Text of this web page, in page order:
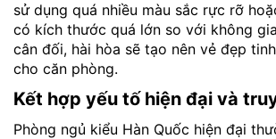
sử dụng quá nhiều màu sắc rực rỡ
có kích thước quá lớn so với không
cân đối, hài hòa sẽ tạo nên vẻ đẹp
cho căn phòng.
Kết hợp yếu tố hiện đại và
Phòng ngủ kiểu Hàn Quốc hiện đại